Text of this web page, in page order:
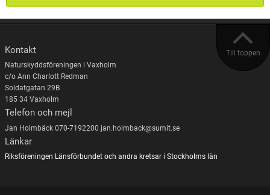
Till toppen
Kontakt
Naturskyddsföreningen i Vaxholm
c/o Ann Charlott Redman
Soldatgatan 29B
185 34 Vaxholm
Telefon och mejl
Jan Holmbäck 070-7192200 jan.holmback@sumit.se
Länkar
Riksföreningen Länsförbundet och andra kretsar i Stockholms län